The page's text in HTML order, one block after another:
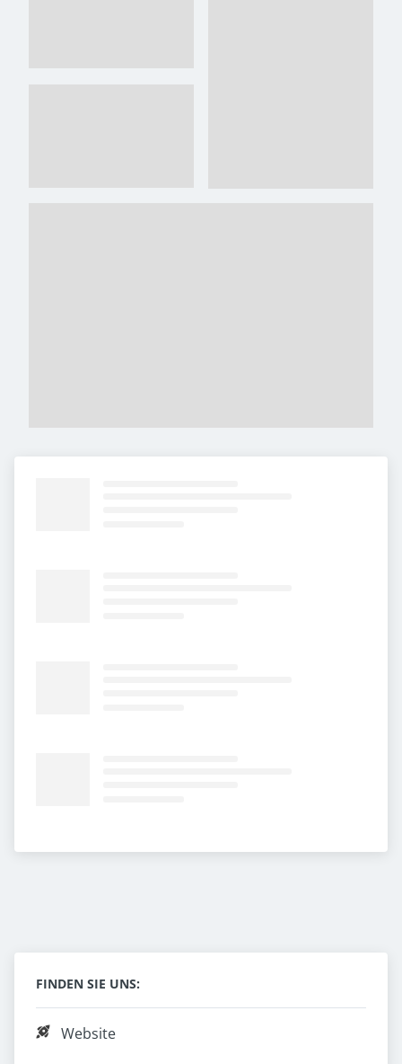
FINDEN SIE UNS:
Website